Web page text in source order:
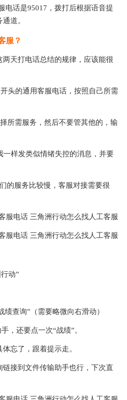
电话是95017，拨打后根据语音提
道。
服？
天打电话总结的规律，应该能很
头的通用客服电话，按照自己所需
所需服务，然后不要管其他的，输
一样发类似情绪失控的消息，并要
的服务比较慢，客服对接需要很
动”
查询”（需要略微向右滑动）
，还要点一次“战绩”。
忘了，跟着提示走。
接到文件传输助手也行，下次直